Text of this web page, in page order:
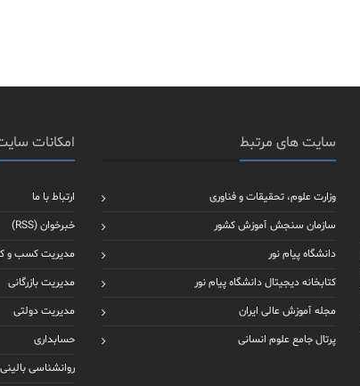
سایت های مرتبط
وزارت علوم، تحقیقات و فناوری
سازمان سنجش آموزش کشور
دانشگاه پیام نور
کتابخانه دیجیتال دانشگاه پیام نور
مجله آموزش عالی ایران
پرتال جامع علوم انسانی
امکانات
ارتباط با ما
خبرخوان (RSS)
مدیریت کسب و
مدیریت بازرگانی
مدیریت دولتی
حسابداری
روانشناسی بالینی